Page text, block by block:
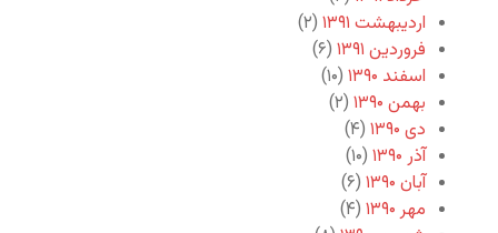
اردیبهشت ۱۳۹۱
(۲)
فروردین ۱۳۹۱
(۶)
اسفند ۱۳۹۰
(۱۰)
بهمن ۱۳۹۰
(۲)
دی ۱۳۹۰
(۴)
آذر ۱۳۹۰
(۱۰)
آبان ۱۳۹۰
(۶)
مهر ۱۳۹۰
(۴)